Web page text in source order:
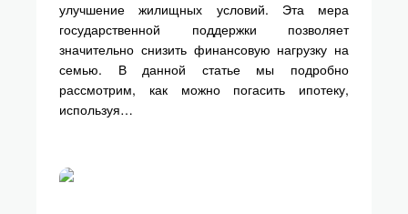
улучшение жилищных условий. Эта мера
государственной поддержки позволяет
значительно снизить финансовую нагрузку на
семью. В данной статье мы подробно
рассмотрим, как можно погасить ипотеку,
используя…